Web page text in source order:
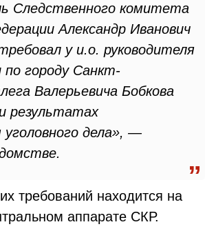
Следственного комитета
Александр Иванович
у и.о. руководителя
городу Санкт-
Валерьевича Бобкова
результатах
уголовного дела», —
требований находится на
аппарате СКР.